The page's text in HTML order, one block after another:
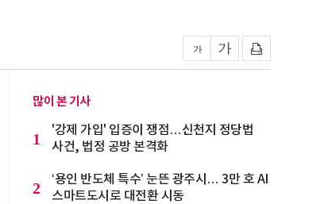
많이 본 기사
1
'강제 가입' 입증이 쟁점…신천지 정당법
사건, 법정 공방 본격화
2
‘용인 반도체 특수’ 눈뜬 광주시… 3만 호 AI
스마트도시로 대전환 시동